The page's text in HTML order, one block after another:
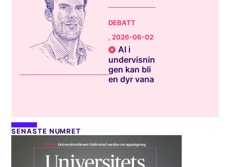
DEBATT
, 2026-06-02
AI i
undervisnin
gen kan bli
en dyr vana
SENASTE NUMRET